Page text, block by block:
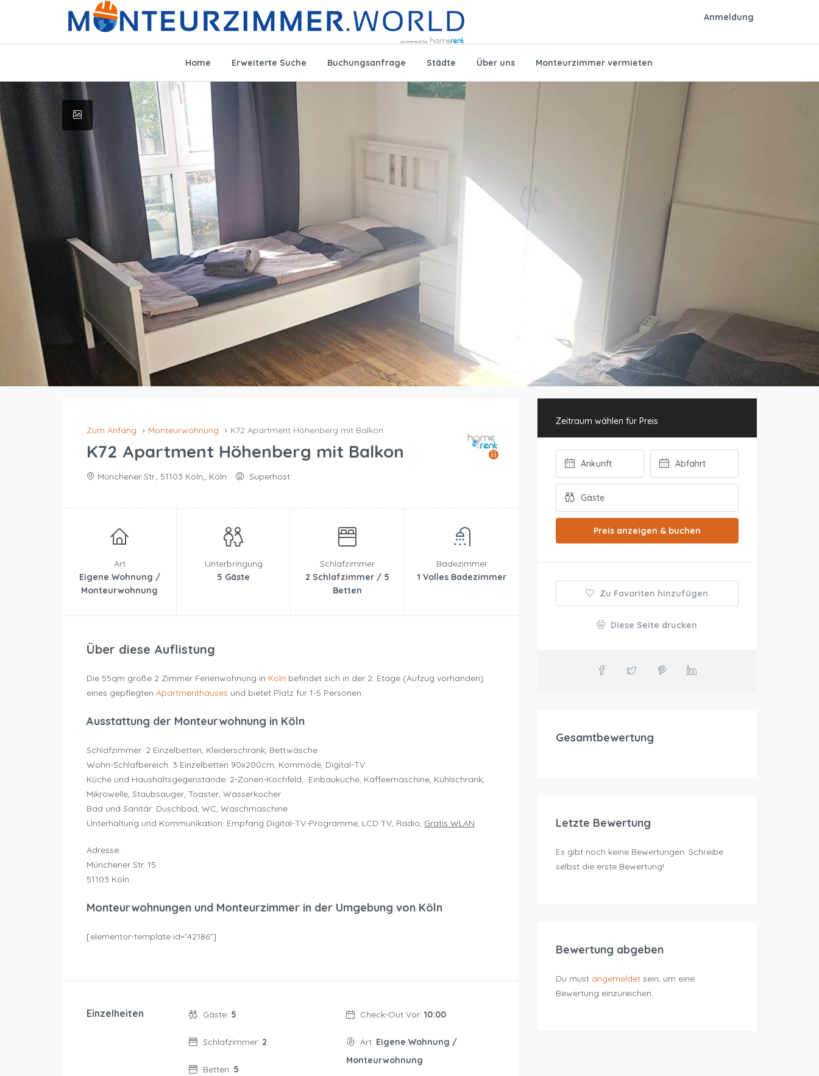
Anmeldung
Home Erweiterte Suche Buchungsanfrage Städte Über uns Monteurzimmer vermieten
Zum Anfang Monteurwohnung K72 Apartment Höhenberg mit Balkon
K72 Apartment Höhenberg mit Balkon
Münchener Str., 51103 Köln,, Köln Superhost
Art
Eigene Wohnung /
Monteurwohnung
Unterbringung
5 Gäste
Schlafzimmer
2 Schlafzimmer / 5
Betten
Badezimmer
1 Volles Badezimmer
Über diese Auflistung
Die 55qm große 2 Zimmer Ferienwohnung in Köln befindet sich in der 2. Etage (Aufzug vorhanden)
eines gepflegten Apartmenthauses und bietet Platz für 1-5 Personen.
Ausstattung der Monteurwohnung in Köln
Schlafzimmer: 2 Einzelbetten, Kleiderschrank, Bettwäsche
Wohn-Schlafbereich: 3 Einzelbetten 90x200cm, Kommode, Digital-TV
Küche und Haushaltsgegenstände: 2-Zonen-Kochfeld, Einbauküche, Kaffeemaschine, Kühlschrank,
Mikrowelle, Staubsauger, Toaster, Wasserkocher
Bad und Sanitär: Duschbad, WC, Waschmaschine
Unterhaltung und Kommunikation: Empfang Digital-TV-Programme, LCD TV, Radio, Gratis WLAN
Adresse:
Münchener Str. 15
51103 Köln
Monteurwohnungen und Monteurzimmer in der Umgebung von Köln
[elementor-template id=”42186″]
Einzelheiten Gäste: 5
Schlafzimmer: 2
Betten: 5
Check-Out Vor: 10:00
Art: Eigene Wohnung /
Monteurwohnung
Zeitraum wählen für Preis
Preis anzeigen & buchen
Zu Favoriten hinzufügen
Diese Seite drucken
Gesamtbewertung
Letzte Bewertung
Es gibt noch keine Bewertungen. Schreibe
selbst die erste Bewertung!
Bewertung abgeben
Du must angemeldet sein, um eine
Bewertung einzureichen.